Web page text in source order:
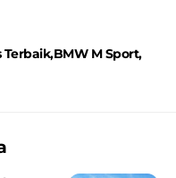
TerbaikBMW M Sport